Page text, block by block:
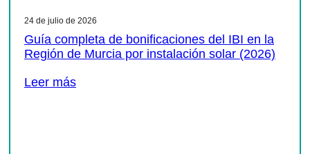
24 de julio de 2026
Guía completa de bonificaciones del IBI en la
Región de Murcia por instalación solar (2026)
Leer más